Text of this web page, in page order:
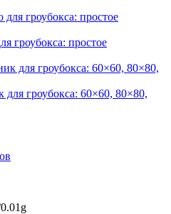
гроубокса: простое
гроубокса: 60×60, 80×80,